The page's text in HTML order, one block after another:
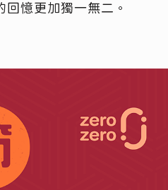
憶更加獨一無二。